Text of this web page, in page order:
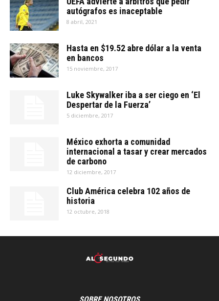
autógrafos es inaceptable
8 abril, 2021
Hasta en $19.52 abre dólar a la venta
en bancos
15 noviembre, 2017
Luke Skywalker iba a ser ciego en ‘El
Despertar de la Fuerza’
5 diciembre, 2017
México exhorta a comunidad
internacional a tasar y crear mercados
de carbono
12 diciembre, 2017
Club América celebra 102 años de
historia
12 octubre, 2018